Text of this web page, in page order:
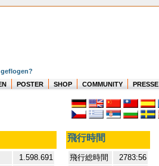
POSTER SHOP COMMUNITY PRESSE
飛行時間
1.598.691
飛行総時間
2783:56